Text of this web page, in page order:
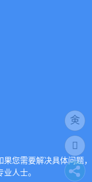
您需要解决具体问题，
人士。